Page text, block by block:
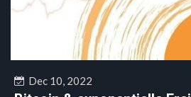
Dec 10, 2022